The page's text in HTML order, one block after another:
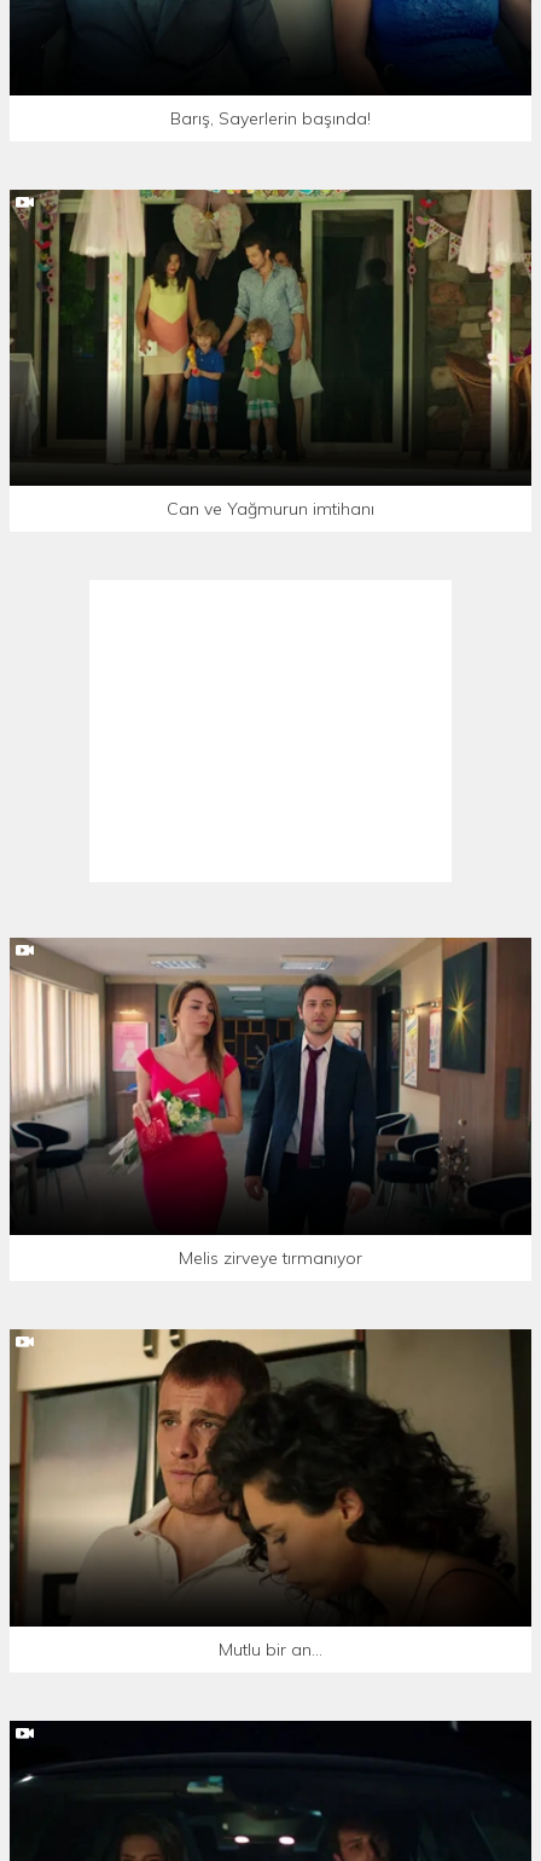
Barış, Sayerlerin başında!
Can ve Yağmurun imtihanı
Melis zirveye tırmanıyor
Mutlu bir an...